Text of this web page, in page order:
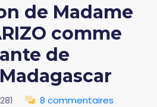
de Madame
comme
de
8 commentaires